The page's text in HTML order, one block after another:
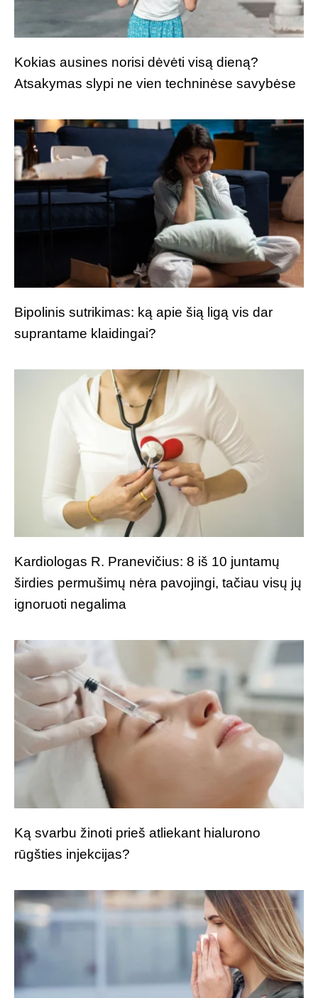
Kokias ausines norisi dėvėti visą dieną?
Atsakymas slypi ne vien techninėse savybėse
Bipolinis sutrikimas: ką apie šią ligą vis dar
suprantame klaidingai?
Kardiologas R. Pranevičius: 8 iš 10 juntamų
širdies permušimų nėra pavojingi, tačiau visų jų
ignoruoti negalima
Ką svarbu žinoti prieš atliekant hialurono
rūgšties injekcijas?